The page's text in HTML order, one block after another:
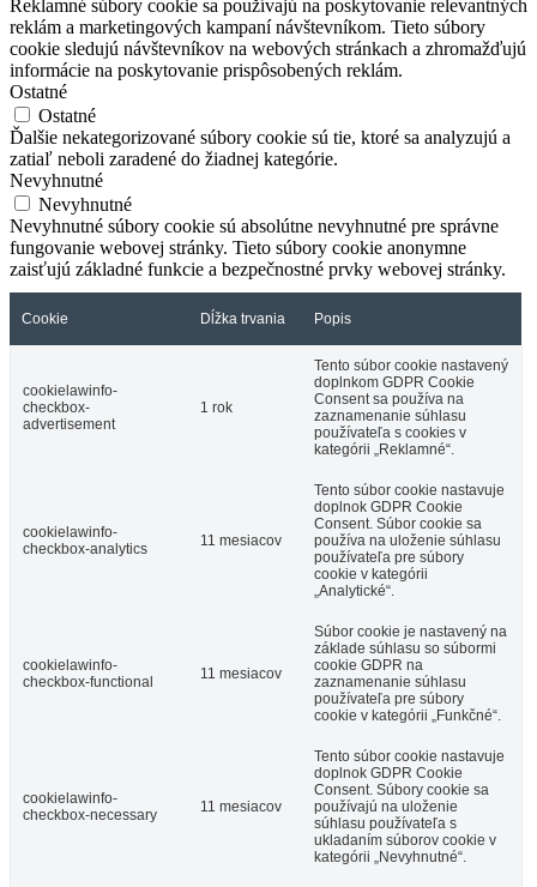
Reklamné súbory cookie sa používajú na poskytovanie relevantných
reklám a marketingových kampaní návštevníkom. Tieto súbory
cookie sledujú návštevníkov na webových stránkach a zhromažďujú
informácie na poskytovanie prispôsobených reklám.
Ostatné
Ostatné
Ďalšie nekategorizované súbory cookie sú tie, ktoré sa analyzujú a
zatiaľ neboli zaradené do žiadnej kategórie.
Nevyhnutné
Nevyhnutné
Nevyhnutné súbory cookie sú absolútne nevyhnutné pre správne
fungovanie webovej stránky. Tieto súbory cookie anonymne
zaisťujú základné funkcie a bezpečnostné prvky webovej stránky.
Cookie Dĺžka trvania Popis
cookielawinfo-
checkbox-
advertisement
1 rok
Tento súbor cookie nastavený
doplnkom GDPR Cookie
Consent sa používa na
zaznamenanie súhlasu
používateľa s cookies v
kategórii „Reklamné“.
cookielawinfo-
checkbox-analytics
11 mesiacov
Tento súbor cookie nastavuje
doplnok GDPR Cookie
Consent. Súbor cookie sa
používa na uloženie súhlasu
používateľa pre súbory
cookie v kategórii
„Analytické“.
cookielawinfo-
checkbox-functional
11 mesiacov
Súbor cookie je nastavený na
základe súhlasu so súbormi
cookie GDPR na
zaznamenanie súhlasu
používateľa pre súbory
cookie v kategórii „Funkčné“.
cookielawinfo-
checkbox-necessary
11 mesiacov
Tento súbor cookie nastavuje
doplnok GDPR Cookie
Consent. Súbory cookie sa
používajú na uloženie
súhlasu používateľa s
ukladaním súborov cookie v
kategórii „Nevyhnutné“.